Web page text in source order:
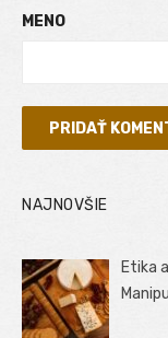
MENO
NAJNOVŠIE
Etika